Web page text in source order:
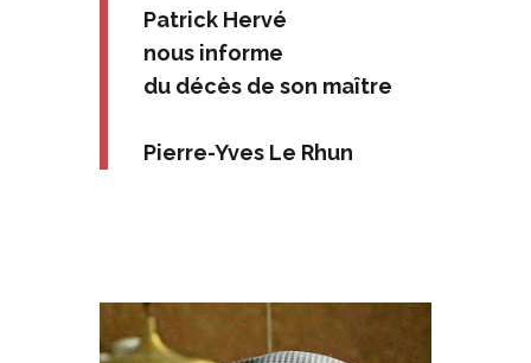
Patrick Hervé
nous informe
du décès de son maître
Pierre-Yves Le Rhun